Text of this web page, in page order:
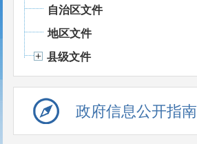
自治区文件
地区文件
县级文件
政府信息公开指南